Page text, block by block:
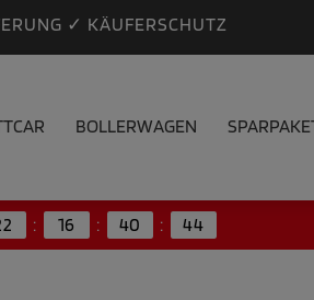
✓ KÄUFERSCHUTZ
BOLLERWAGEN
: 16 : 40 : 43